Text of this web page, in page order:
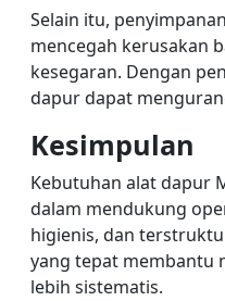
Selain itu,
mencegah kerusakan
kesegaran. Dengan
dapur dapat
Kesimpulan
Kebutuhan alat dapur
dalam mendukung
higienis, dan
yang tepat membantu
lebih sistematis.